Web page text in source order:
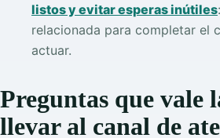
listos y evitar esperas inútiles
relacionada para completar el
actuar.
Preguntas que vale
llevar al canal de